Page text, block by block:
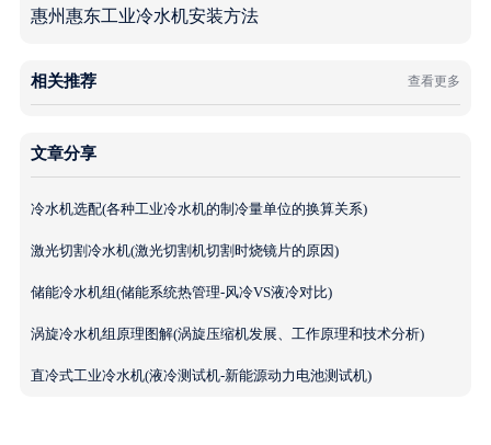
惠州惠东工业冷水机安装方法
相关推荐 查看更多
文章分享
冷水机选配(各种工业冷水机的制冷量单位的换算关系)
激光切割冷水机(激光切割机切割时烧镜片的原因)
储能冷水机组(储能系统热管理-风冷VS液冷对比)
涡旋冷水机组原理图解(涡旋压缩机发展、工作原理和技术分析)
直冷式工业冷水机(液冷测试机-新能源动力电池测试机)